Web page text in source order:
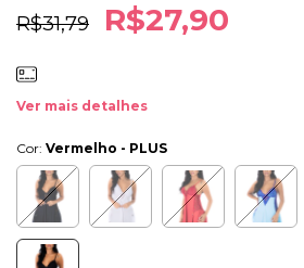
R$31,79 R$27,90
Ver mais detalhes
Cor: Vermelho - PLUS